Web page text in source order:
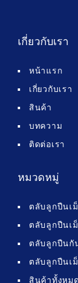
เกี่ยวกับเรา
หน้าแรก
เกี่ยวกับเรา
สินค้า
บทความ
ติดต่อเรา
หมวดหมู่
ตลับลูกปืนเ
ตลับลูกปืนเ
ตลับลูกปืนกั
ตลับลูกปืนเ
สินค้าทั้งหมด